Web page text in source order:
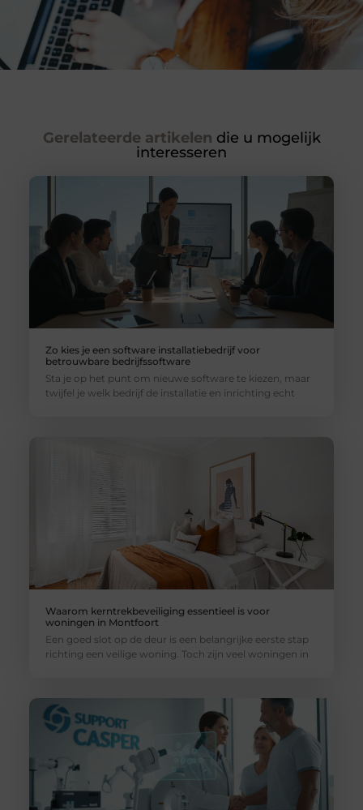
Gerelateerde artikelen die u mogelijk
interesseren
Zo kies je een software installatiebedrijf voor
betrouwbare bedrijfssoftware
Sta je op het punt om nieuwe software te kiezen, maar
twijfel je welk bedrijf de installatie en inrichting echt
Waarom kerntrekbeveiliging essentieel is voor
woningen in Montfoort
Een goed slot op de deur is een belangrijke eerste stap
richting een veilige woning. Toch zijn veel woningen in